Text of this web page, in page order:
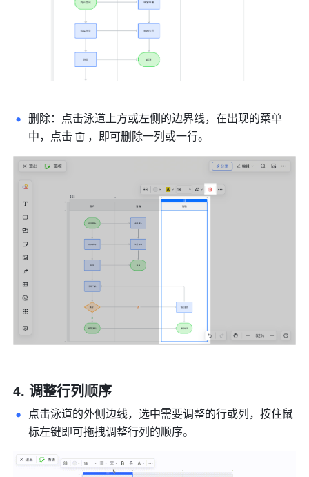
删除：点击泳道上方或左侧的边界线，在出现的菜单
中，点击
，即可删除一列或一行。
调整行列顺序
点击泳道的外侧边线，选中需要调整的行或列，按住鼠
标左键即可拖拽调整行列的顺序。